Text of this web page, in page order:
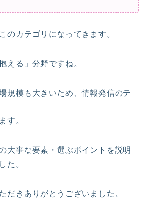
のカテゴリになってきます。
える」分野ですね。
規模も大きいため、情報発信のテ
す。
大事な要素・選ぶポイントを説明
た。
だきありがとうございました。